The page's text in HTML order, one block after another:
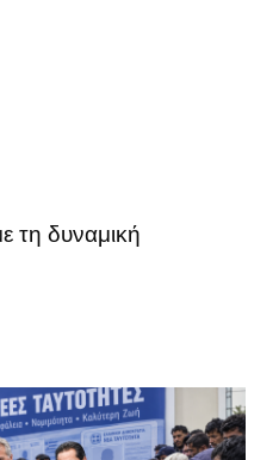
τη δυναμική